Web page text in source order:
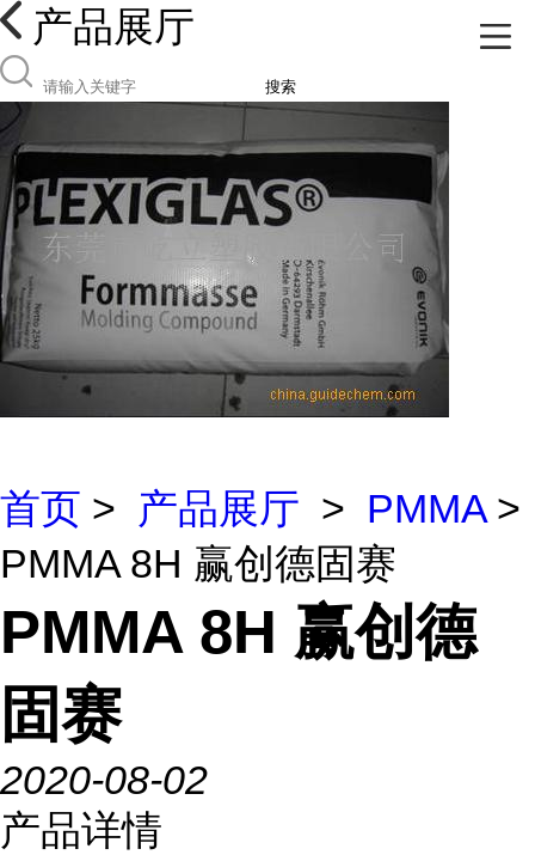
产品展厅
搜索
首页 > 产品展厅 > PMMA >
PMMA 8H 赢创德固赛
PMMA 8H 赢创德
固赛
2020-08-02
产品详情